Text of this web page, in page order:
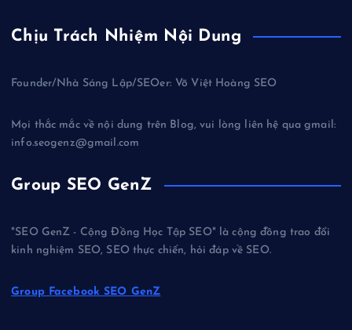
Chịu Trách Nhiệm Nội Dung
Founder/Nhà Sáng Lập/SEOer: Võ Việt Hoàng SEO
Mọi thắc mắc về nội dung trên Blog, vui lòng liên hệ qua gmail:
info.seogenz@gmail.com
Group SEO GenZ
"SEO GenZ - Cộng Đồng Học Tập SEO" là cộng đồng trao đổi
kinh nghiệm SEO, SEO thực chiến, hỏi đáp về SEO.
Group Facebook SEO GenZ